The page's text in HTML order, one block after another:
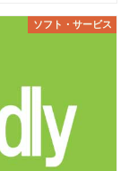
ソフト・サービス